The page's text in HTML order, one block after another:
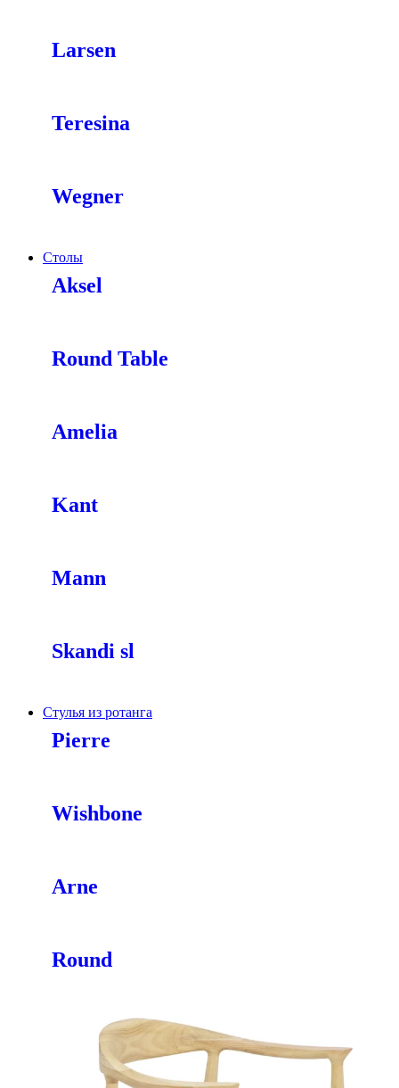
Larsen
Teresina
Wegner
Столы
Aksel
Round Table
Amelia
Kant
Mann
Skandi sl
Стулья из ротанга
Pierre
Wishbone
Arne
Round